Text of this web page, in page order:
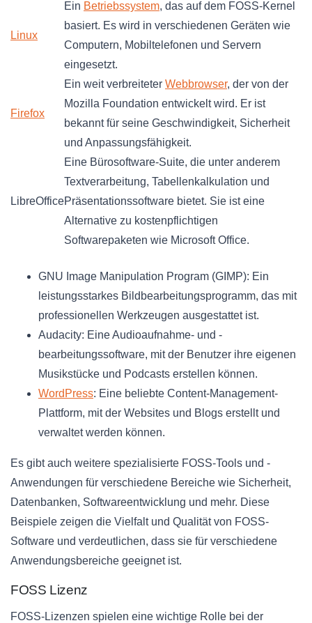
Linux
Ein Betriebssystem, das auf dem FOSS-Kernel
basiert. Es wird in verschiedenen Geräten wie
Computern, Mobiltelefonen und Servern
eingesetzt.
Firefox
Ein weit verbreiteter Webbrowser, der von der
Mozilla Foundation entwickelt wird. Er ist
bekannt für seine Geschwindigkeit, Sicherheit
und Anpassungsfähigkeit.
LibreOffice
Eine Bürosoftware-Suite, die unter anderem
Textverarbeitung, Tabellenkalkulation und
Präsentationssoftware bietet. Sie ist eine
Alternative zu kostenpflichtigen
Softwarepaketen wie Microsoft Office.
GNU Image Manipulation Program (GIMP): Ein
leistungsstarkes Bildbearbeitungsprogramm, das mit
professionellen Werkzeugen ausgestattet ist.
Audacity: Eine Audioaufnahme- und -
bearbeitungssoftware, mit der Benutzer ihre eigenen
Musikstücke und Podcasts erstellen können.
WordPress: Eine beliebte Content-Management-
Plattform, mit der Websites und Blogs erstellt und
verwaltet werden können.
Es gibt auch weitere spezialisierte FOSS-Tools und -
Anwendungen für verschiedene Bereiche wie Sicherheit,
Datenbanken, Softwareentwicklung und mehr. Diese
Beispiele zeigen die Vielfalt und Qualität von FOSS-
Software und verdeutlichen, dass sie für verschiedene
Anwendungsbereiche geeignet ist.
FOSS Lizenz
FOSS-Lizenzen spielen eine wichtige Rolle bei der